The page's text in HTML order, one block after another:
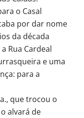
o Casal
por dar nome
da década
Rua Cardeal
e uma
para a
que trocou o
alvará de